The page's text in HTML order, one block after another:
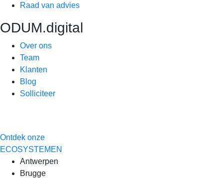
Raad van advies
ODUM.digital
Over ons
Team
Klanten
Blog
Solliciteer
Ontdek onze
ECOSYSTEMEN
Antwerpen
Brugge